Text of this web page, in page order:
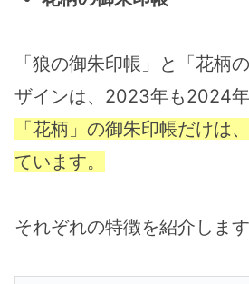
「狼の御朱印帳」と「花柄
ザインは、2023年も2024年
「花柄」の御朱印帳だけは
ています。
それぞれの特徴を紹介します